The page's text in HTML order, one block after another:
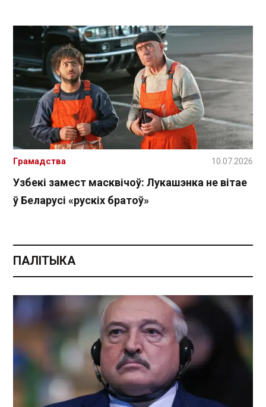
Узбекі замест масквічоў: Лукашэнка не вітае
ў Беларусі «рускіх братоў»
Грамадства 10.07.2026
ПАЛІТЫКА